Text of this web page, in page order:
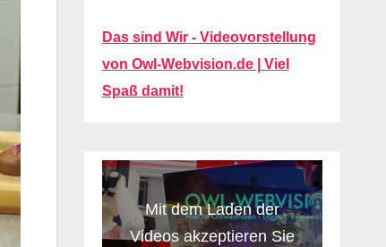
Das sind Wir - Videovorstellung
von Owl-Webvision.de | Viel
Spaß damit!
Mit dem Laden der
Videos akzeptieren Sie